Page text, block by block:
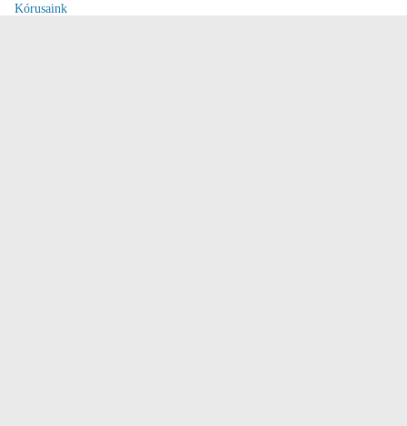
Kórusaink